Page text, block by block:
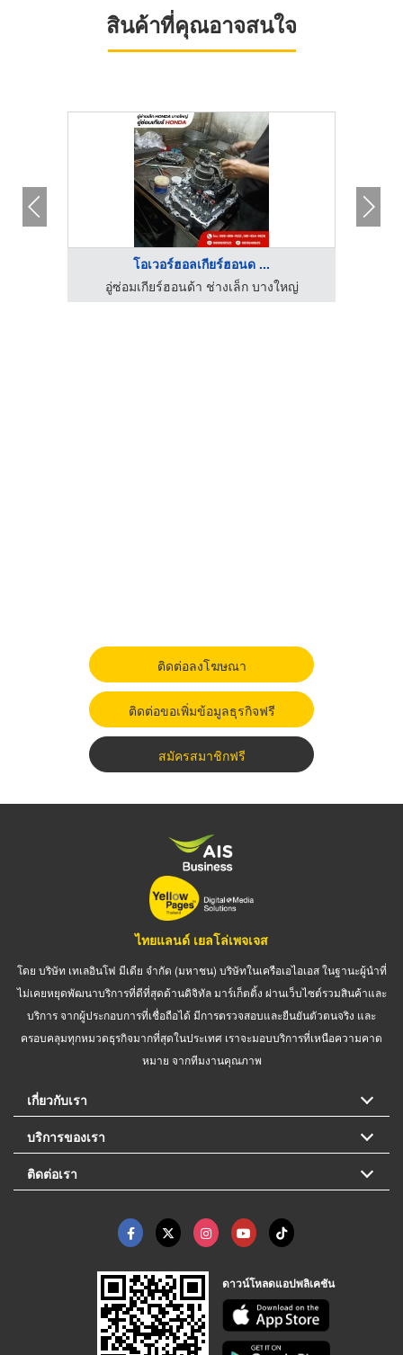
สินค้าที่คุณอาจสนใจ
โอเวอร์ฮอลเกียร์ฮอนด ...
อู่ซ่อมเกียร์ฮอนด้า ช่างเล็ก บางใหญ่
ติดต่อลงโฆษณา
ติดต่อขอเพิ่มข้อมูลธุรกิจฟรี
สมัครสมาชิกฟรี
ไทยแลนด์ เยลโล่เพจเจส
โดย บริษัท เทเลอินโฟ มีเดีย จำกัด (มหาชน) บริษัทในเครือเอไอเอส ในฐานะผู้นำที่
ไม่เคยหยุดพัฒนาบริการที่ดีที่สุดด้านดิจิทัล มาร์เก็ตติ้ง ผ่านเว็บไซต์รวมสินค้าและ
บริการ จากผู้ประกอบการที่เชื่อถือได้ มีการตรวจสอบและยืนยันตัวตนจริง และ
ครอบคลุมทุกหมวดธุรกิจมากที่สุดในประเทศ เราจะมอบบริการที่เหนือความคาด
หมาย จากทีมงานคุณภาพ
เกี่ยวกับเรา
บริการของเรา
ติดต่อเรา
ดาวน์โหลดแอปพลิเคชัน